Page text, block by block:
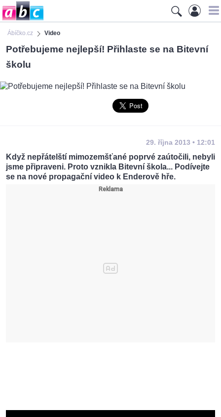
Ábíčko.cz Video
Potřebujeme nejlepší! Přihlaste se na Bitevní
školu
29. října 2013 • 12:01
Když nepřátelští mimozemšťané poprvé zaútočili, nebyli
jsme připraveni. Proto vznikla Bitevní škola... Podívejte
se na nové propagační video k Enderově hře.